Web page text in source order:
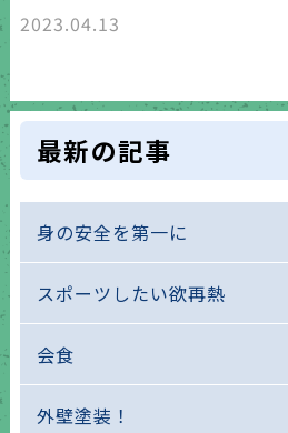
2023.04.13
最新の記事
身の安全を第一に
スポーツしたい欲再熱
会食
外壁塗装！